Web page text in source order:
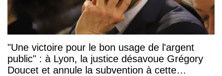
"Une victoire pour le bon usage de l'argent
public" : à Lyon, la justice désavoue Grégory
Doucet et annule la subvention à cette